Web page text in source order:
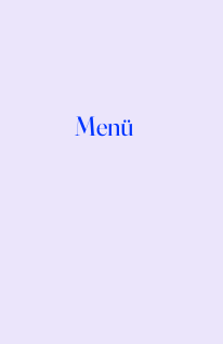
Menü